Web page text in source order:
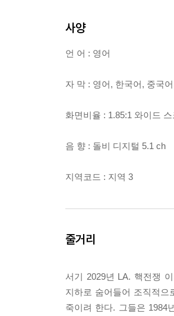
사양
언 어 : 영어
자 막 : 영어, 한국어, 중국
화면비율 : 1.85:1 와이드 스
음 향 : 돌비 디지털 5.1 ch
지역코드 : 지역 3
줄거리
서기 2029년 LA. 핵전쟁
지하로 숨어들어 조직적으
죽이려 한다. 그들은 1984